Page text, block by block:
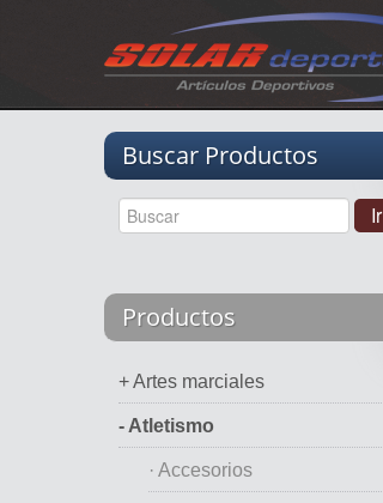
Buscar Productos
Productos
+ Artes marciales
- Atletismo
· Accesorios